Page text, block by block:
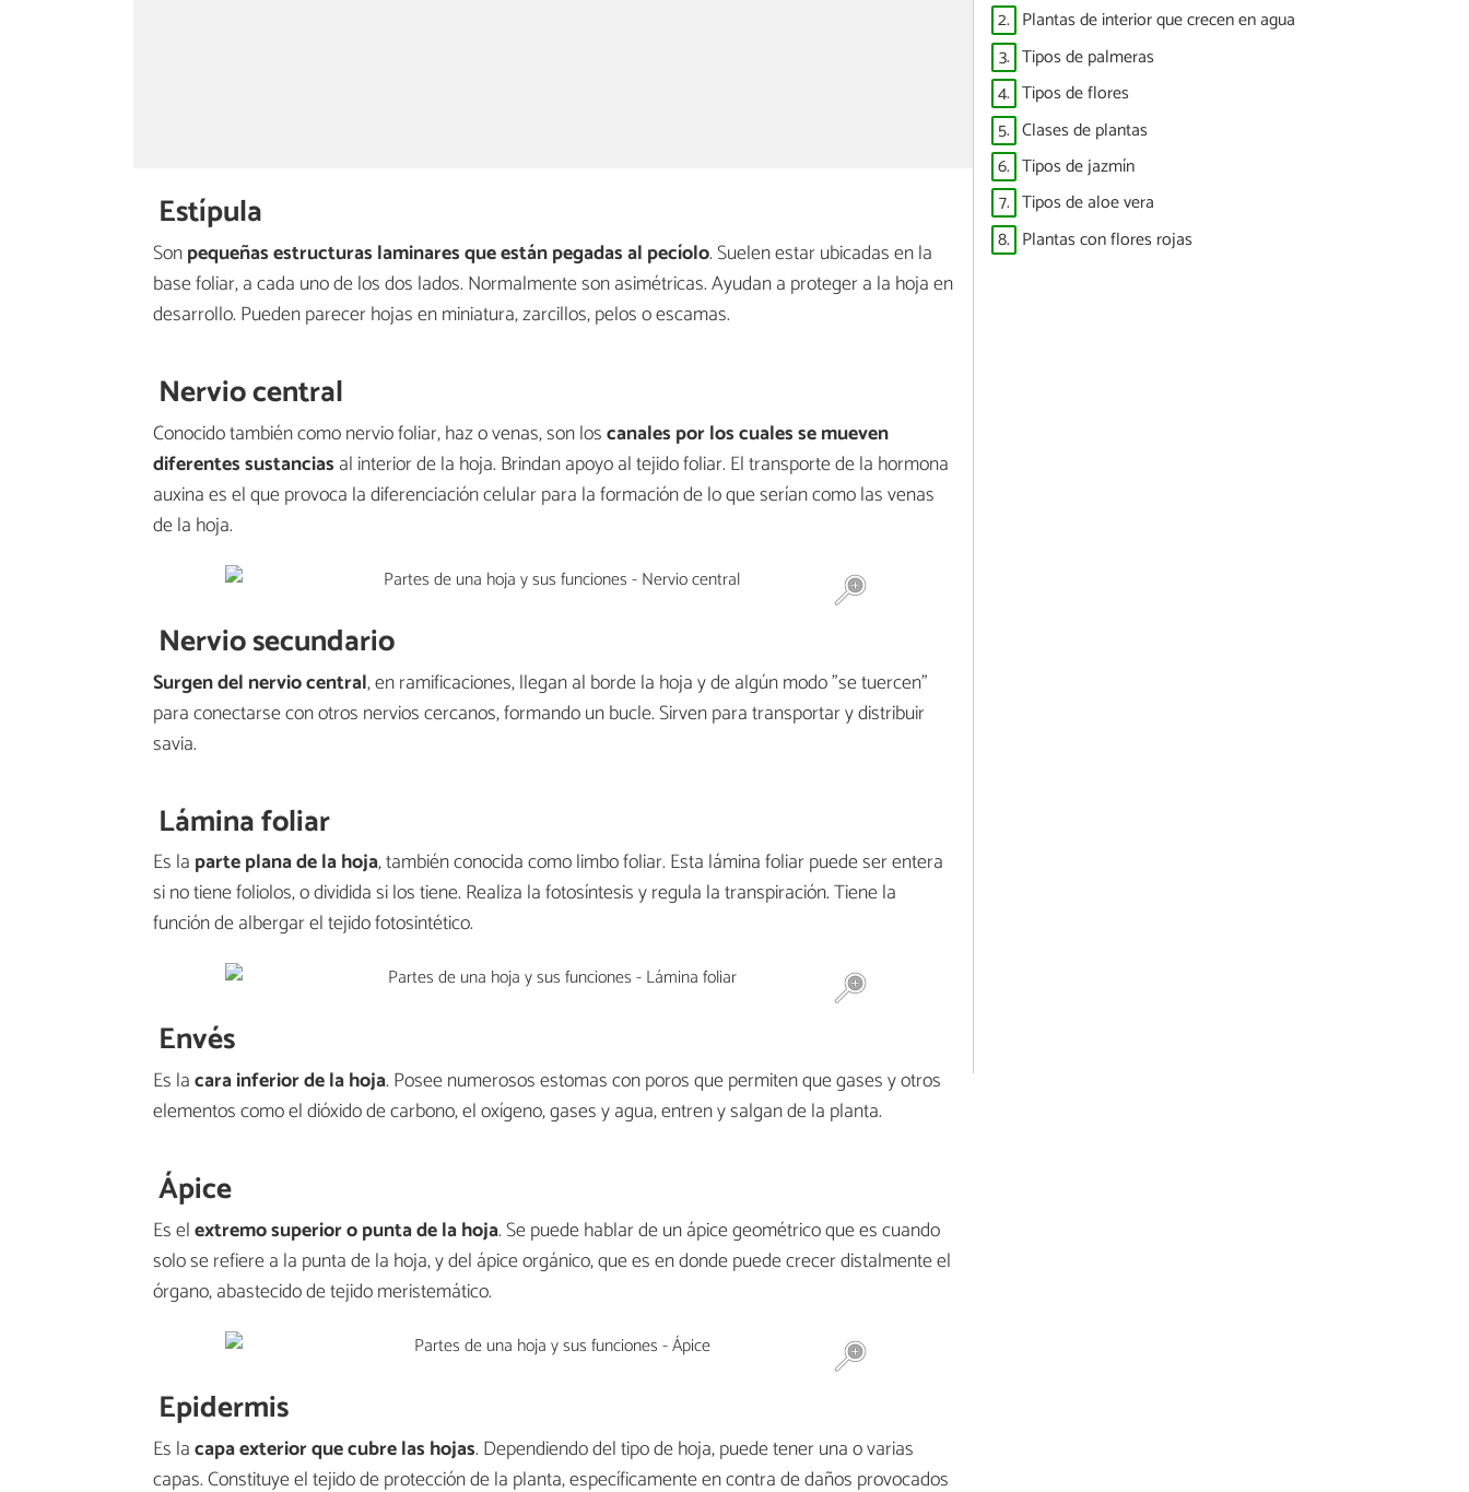
Estípula
Sonpequeñas estructuras laminares que están pegadas al pecíolo. Suelen estar ubicadas en la
base foliar, a cada uno de los dos lados. Normalmente son asimétricas. Ayudan a proteger a la hoja en
desarrollo. Pueden parecer hojas en miniatura, zarcillos, pelos o escamas.
Nervio central
Conocido también como nervio foliar, haz o venas, son loscanales por los cuales se mueven
diferentes sustancias al interior de la hoja. Brindan apoyo al tejido foliar. El transporte de la hormona
auxina es el que provoca la diferenciación celular para la formación de lo que serían como las venas
de la hoja.
Nervio secundario
Surgen del nervio central, en ramificaciones, llegan al borde la hoja y de algún modo "se tuercen"
para conectarse con otros nervios cercanos, formando un bucle. Sirven para transportar y distribuir
savia.
Lámina foliar
Es la parte plana de la hoja, también conocida como limbo foliar. Esta lámina foliar puede ser entera
si no tiene foliolos, o dividida si los tiene. Realiza la fotosíntesis y regula la transpiración. Tiene la
función de albergar el tejido fotosintético.
Envés
Es lacara inferior de la hoja. Posee numerosos estomas con poros que permiten que gases y otros
elementos como el dióxido de carbono, el oxígeno, gases y agua, entren y salgan de la planta.
Ápice
Es elextremo superior o punta de la hoja. Se puede hablar de un ápice geométrico que es cuando
solo se refiere a la punta de la hoja, y del ápice orgánico, que es en donde puede crecer distalmente el
órgano, abastecido de tejido meristemático.
Epidermis
Es lacapa exterior que cubre las hojas. Dependiendo del tipo de hoja, puede tener una o varias
capas. Constituye el tejido de protección de la planta, específicamente en contra de daños provocados
2. Plantas de interior que crecen en agua
3. Tipos de palmeras
4. Tipos de flores
5. Clases de plantas
6. Tipos de jazmín
7. Tipos de aloe vera
8. Plantas con flores rojas